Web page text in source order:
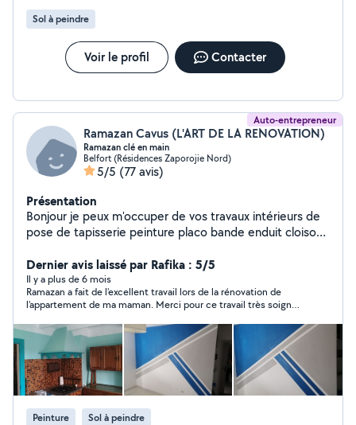
Sol à peindre
Voir le profil Contacter
Auto-entrepreneur
Ramazan Cavus (L'ART DE LA RENOVATION)
Ramazan clé en main
Belfort (Résidences Zaporojie Nord)
5/5 (77 avis)
Présentation
Bonjour je peux m'occuper de vos travaux intérieurs de
pose de tapisserie peinture placo bande enduit cloison
Tout type de sol lino. Pvc clipsable parquet carrelage
faïence plaque osb De salle de bain clé en main WC
suspendu clé en main avec placo peinture carrelage et
autre finition Montage de cuisine équipé clé en main
avec transport planification installation et finition
Installation de profilé barrière extérieur... Montage de
meubles kit ou autres... Petit bricolage et aide
quelconque dans votre habitation Je ne travaille pas à
l'heure mais plutôt en prestation.. Je viens vous
rencontrer et discutons du prix selon vos demandes..
Dernier avis laissé par Rafika : 5/5
Il y a plus de 6 mois
Ramazan a fait de l'excellent travail lors de la rénovation de
l'appartement de ma maman. Merci pour ce travail très soigné.
Peinture Sol à peindre